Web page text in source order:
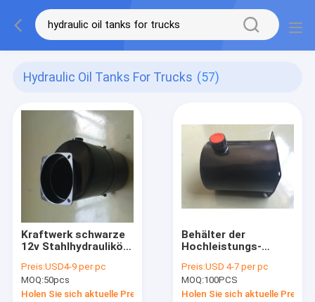
Hydraulic Oil Tanks For Trucks (57)
Kraftwerk schwarze
12v Stahlhydrauliköl-
CER
Preis:USD4-9 per pc
MOQ:50pcs
Holen Sie sich aktuelle Preis
Behälter der
Hochleistungs-
Hydrauliköl-1.5L,
Stahlheizöltank
Preis:USD 4-7 per pc
MOQ:100PCS
Holen Sie sich aktuelle Preis